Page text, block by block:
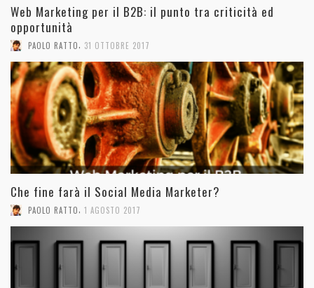
Web Marketing per il B2B: il punto tra criticità ed
opportunità
PAOLO RATTO, 31 OTTOBRE 2017
Che fine farà il Social Media Marketer?
PAOLO RATTO, 1 AGOSTO 2017